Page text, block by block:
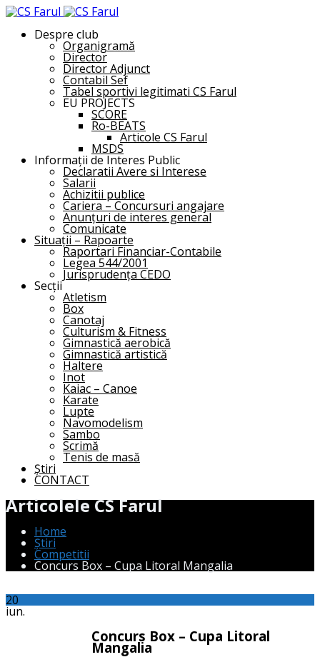
Despre club
Organigramă
Director
Director Adjunct
Contabil Sef
Tabel sportivi legitimati CS Farul
EU PROJECTS
SCORE
Ro-BEATS
Articole CS Farul
MSDS
Informații de Interes Public
Declaratii Avere si Interese
Salarii
Achizitii publice
Cariera – Concursuri angajare
Anunțuri de interes general
Comunicate
Situații – Rapoarte
Raportari Financiar-Contabile
Legea 544/2001
Jurisprudența CEDO
Secții
Atletism
Box
Canotaj
Culturism & Fitness
Gimnastică aerobică
Gimnastică artistică
Haltere
Inot
Kaiac – Canoe
Karate
Lupte
Navomodelism
Sambo
Scrimă
Tenis de masă
Știri
CONTACT
Articolele CS Farul
Home
Știri
Competitii
Concurs Box – Cupa Litoral Mangalia
20
iun.
Concurs Box – Cupa Litoral
Mangalia